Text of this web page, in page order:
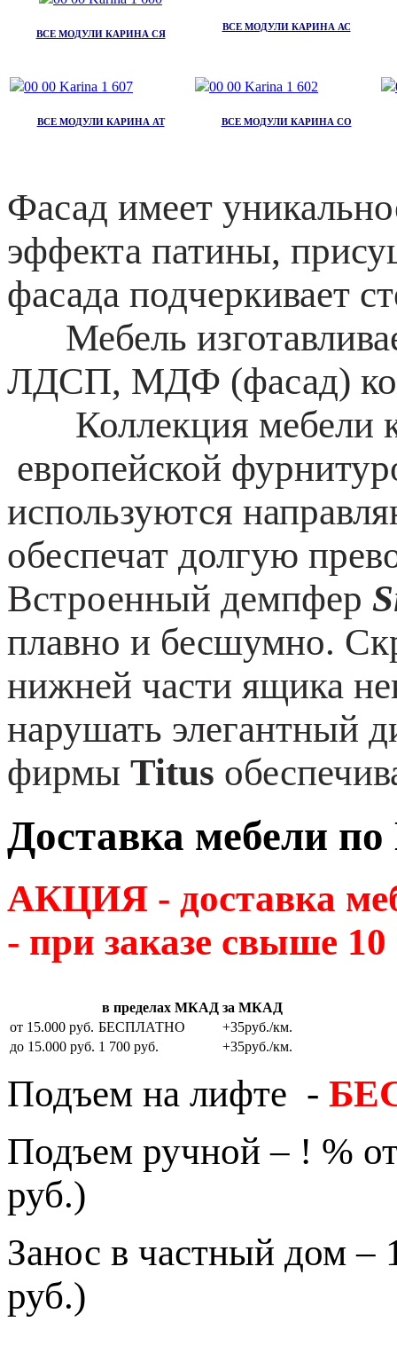
ВСЕ МОДУЛИ КАРИНА СЯ
ВСЕ МОДУЛИ КАРИНА АС
ВСЕ МОДУЛИ КАРИНА АТ ВСЕ МОДУЛИ КАРИНА СО
Фасад имеет
эффекта патины,
фасада подчеркивает
Мебель
ЛДСП, МДФ (фасад)
Коллекция мебели
европейской
используются
обеспечат долгую
Встроенный демпфер
плавно и бесшумно.
нижней части ящика
нарушать элегантный
фирмы Titus
Доставка мебели
АКЦИЯ - доставка
- при заказе свыше
в пределах МКАД за МКАД
от 15.000 руб. БЕСПЛАТНО
+35руб./км.
до 15.000 руб. 1 700 руб. +35руб./км.
Подъем на лифте -
Подъем ручной – ! %
руб.)
Занос в частный дом –
руб.)